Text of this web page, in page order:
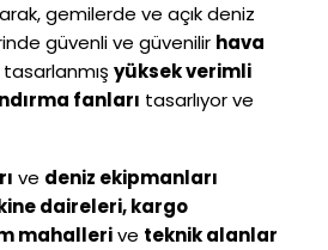
gemilerde ve açık deniz
güvenli ve güvenilir hava
yüksek verimli
fanları tasarlıyor ve
ve deniz ekipmanları
daireleri, kargo
mahallerive teknik alanlar